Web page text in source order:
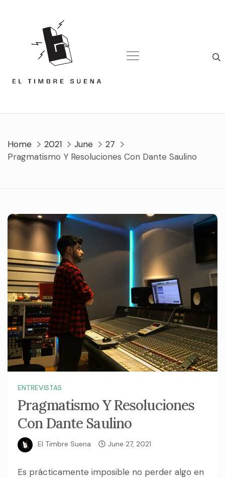
Home 2021 June
27
Pragmatismo Y Resoluciones Con Dante Saulino
ENTREVISTAS
Pragmatismo Y Resoluciones
Con Dante Saulino
El Timbre Suena June 27, 2021
Es prácticamente imposible no perder algo en